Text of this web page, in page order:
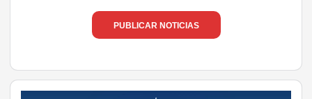
PUBLICAR NOTICIAS